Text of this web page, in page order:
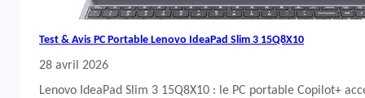
Test & Avis PC Portable Lenovo IdeaPad Slim 3 15Q8X10
28 avril 2026
Lenovo IdeaPad Slim 3 15Q8X10 : le PC portable Copilot+